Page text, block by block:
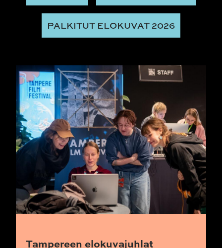
PALKITUT ELOKUVAT 2026
Tampereen elokuvajuhlat